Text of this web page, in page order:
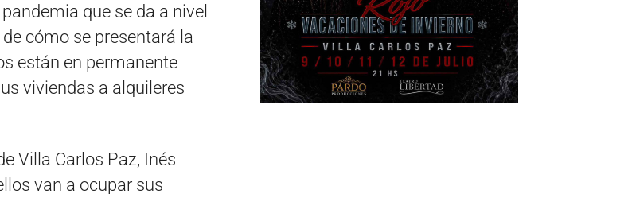
que se da a nivel
cómo se presentará la
están en permanente
viviendas a alquileres
Villa Carlos Paz, Inés
van a ocupar sus